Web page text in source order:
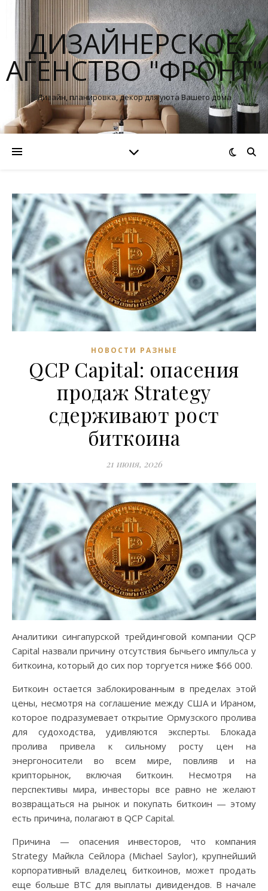
ДИЗАЙНЕРСКОЕ
АГЕНСТВО "ФРОНТ"
Дизайн, планировка, декор для уюта Вашего дома
НОВОСТИ РАЗНЫЕ
QCP Capital: опасения
продаж Strategy
сдерживают рост
биткоина
21 июня, 2026
Аналитики сингапурской трейдинговой компании QCP
Capital назвали причину отсутствия бычьего импульса у
биткоина, который до сих пор торгуется ниже $66 000.
Биткоин остается заблокированным в пределах этой
цены, несмотря на соглашение между США и Ираном,
которое подразумевает открытие Ормузского пролива
для судоходства, удивляются эксперты. Блокада
пролива привела к сильному росту цен на
энергоносители во всем мире, повлияв и на
крипторынок, включая биткоин. Несмотря на
перспективы мира, инвесторы все равно не желают
возвращаться на рынок и покупать биткоин — этому
есть причина, полагают в QCP Capital.
Причина — опасения инвесторов, что компания
Strategy Майкла Сейлора (Michael Saylor), крупнейший
корпоративный владелец биткоинов, может продать
еще больше BTC для выплаты дивидендов. В начале